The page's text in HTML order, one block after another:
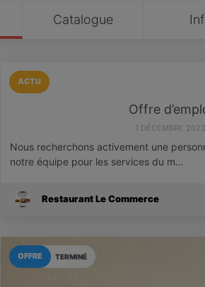
Catalogue
ACTU
Offre
1 DÉCEMBRE 2023
Nous recherchons activement une
notre équipe pour les services du m…
Restaurant Le Commerce
TERMINÉ
OFFRE